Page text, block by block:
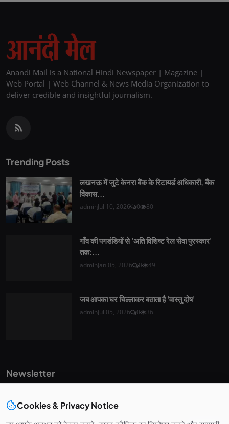
Anandi Mail is a National Hindi Newspaper | Magazine |
Web Portal | Web Channel & News Media Organization to
deliver credible and insightful journalism.
Trending Posts
लखनऊ में जुटे केनरा बैंक के रिटायर्ड अधिकारी, बैंक
विकास...
adminJul 10, 2026 0 80
गाँव की पगडंडियों से 'अति विशिष्ट रेल सेवा पुरस्कार'
तक:...
adminJan 05, 2026 0 49
जब आपका घर चिल्लाकर बताता है 'वास्तु दोष'
adminJul 05, 2026 0 36
Newsletter
inbox. Sign up for our newsletter.
Cookies & Privacy Notice